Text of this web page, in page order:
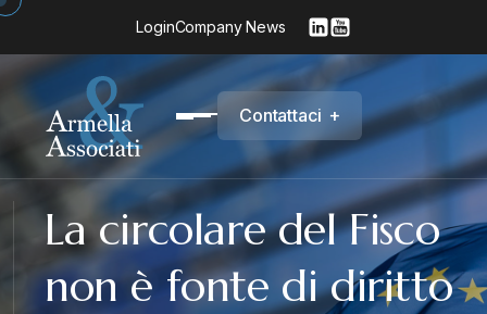
LoginCompany News
Contattaci +
La circolare del Fisco
non è fonte di diritto